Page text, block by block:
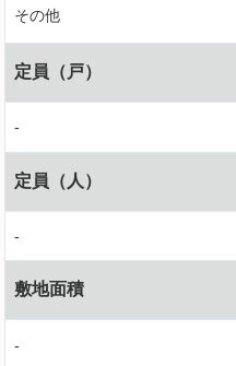
その他
定員（戸）
-
定員（人）
-
敷地面積
-